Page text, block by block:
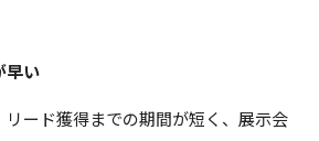
早い
ード獲得までの期間が短く、展示会